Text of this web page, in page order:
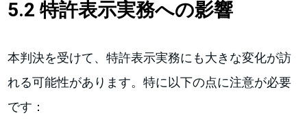
5.2 特許表示実務への影響
本判決を受けて、特許表示実務にも大きな変化が訪
れる可能性があります。特に以下の点に注意が必要
です：